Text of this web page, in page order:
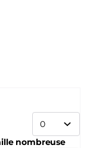
dansé dans le
en plein
nombreuse